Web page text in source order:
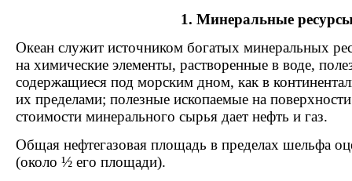
1. Минеральные
Океан служит источником богатых минеральных
на химические элементы, растворенные в воде,
содержащиеся под морским дном, как в
их пределами; полезные ископаемые на
стоимости минерального сырья дает нефть и газ.
Общая нефтегазовая площадь в пределах шельфа
(около ½ его площади).